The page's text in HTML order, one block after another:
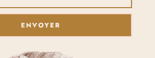
ENVOYER